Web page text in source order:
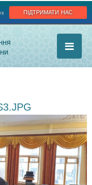
підтримати нас